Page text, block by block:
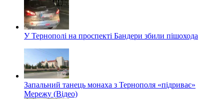
У Тернополі на проспекті Бандери збили пішохода
Запальний танець монаха з Тернополя «підриває»
Мережу (Відео)